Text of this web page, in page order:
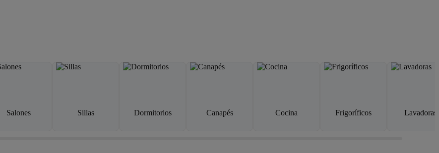
Salones Sillas Dormitorios Canapés Cocina Frigoríficos Lavadoras